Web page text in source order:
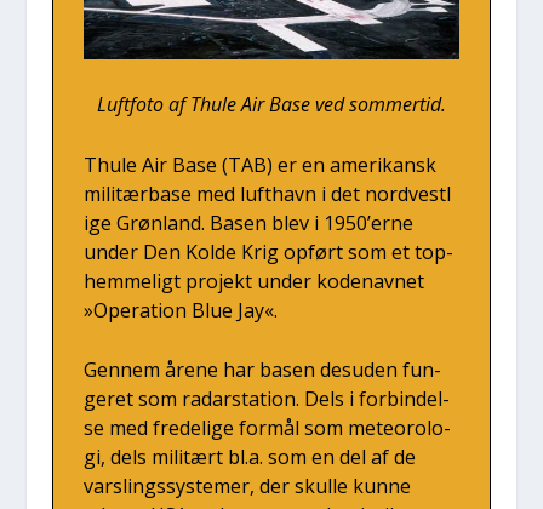
Luft­fo­to af Thu­le Air Base ved som­mer­tid.
Thu­le Air Base (TAB) er en ame­ri­kansk
mili­tær­ba­se med luft­havn i det nord­ve­st­l
i­ge Grøn­land. Basen blev i 1950’erne
under Den Kol­de Krig opført som et top­
hem­me­ligt pro­jekt under kode­nav­net
»Ope­ra­tion Blue Jay«.
Gen­nem åre­ne har basen des­u­den fun­
ge­ret som radar­sta­tion. Dels i for­bin­del­
se med fre­de­li­ge for­mål som mete­o­r­o­lo­
gi, dels mili­tært bl.a. som en del af de
vars­lings­sy­ste­mer, der skul­le kun­ne